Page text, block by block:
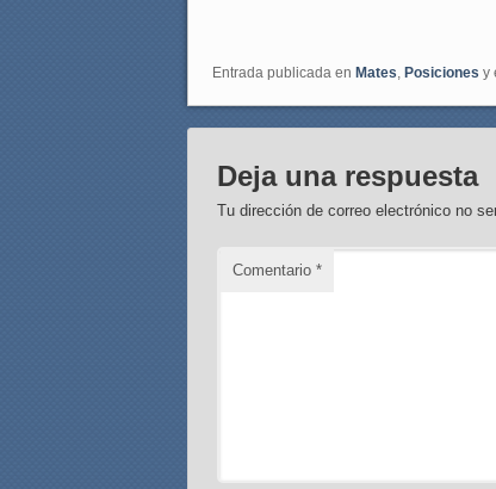
Entrada publicada en Mates, Posiciones y
Deja una respuesta
Tu dirección de correo electrónico no
Comentario*